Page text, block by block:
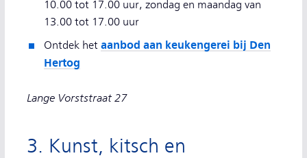
10.00 tot 17.00 uur, zondag en maandag van
13.00 tot 17.00 uur
Ontdek het aanbod aan keukengerei bij Den
Hertog
Lange Vorststraat 27
3. Kunst, kitsch en